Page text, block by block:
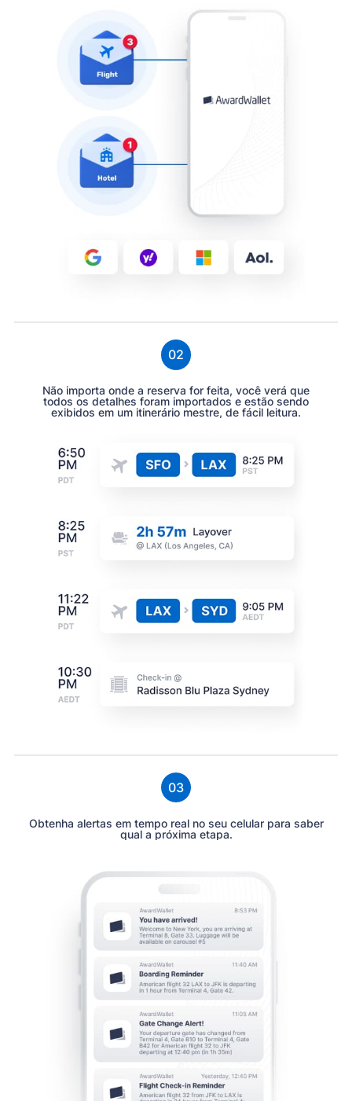
02
Não importa onde a reserva for feita, você verá que
todos os detalhes foram importados e estão sendo
exibidos em um itinerário mestre, de fácil leitura.
03
Obtenha alertas em tempo real no seu celular para saber
qual a próxima etapa.